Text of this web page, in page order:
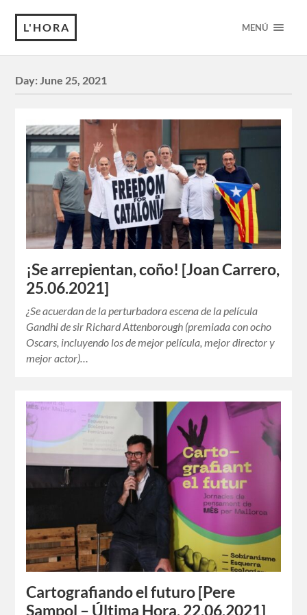
L'HORA MENÚ
Day:June 25, 2021
¡Se arrepientan, coño! [Joan Carrero,
25.06.2021]
¿Se acuerdan de la perturbadora escena de la película
Gandhi de sir Richard Attenborough (premiada con ocho
Oscars, incluyendo los de mejor película, mejor director y
mejor actor)…
Cartografiando el futuro [Pere
Sampol – Última Hora, 22.06.2021]